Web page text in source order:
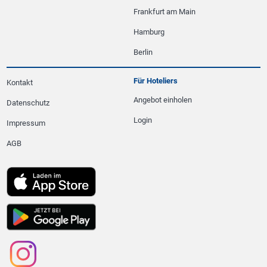
Frankfurt am Main
Hamburg
Berlin
Kontakt
Datenschutz
Impressum
AGB
Für Hoteliers
Angebot einholen
Login